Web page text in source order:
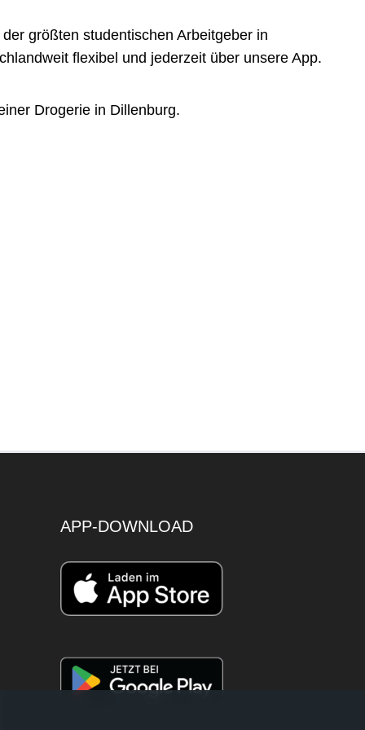
größten studentischen Arbeitgeber in
flexibel und jederzeit über unsere App.
Drogerie in Dillenburg.
APP-DOWNLOAD